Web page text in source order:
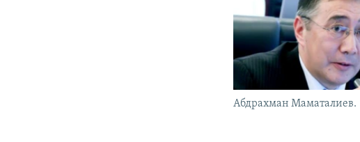
Абдрахман Маматалиев.